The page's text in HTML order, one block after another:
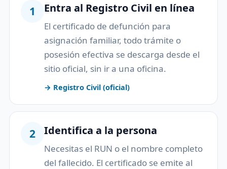
1 Entra al Registro Civil en línea
El certificado de defunción para
asignación familiar, todo trámite o
posesión efectiva se descarga desde el
sitio oficial, sin ir a una oficina.
→ Registro Civil (oficial)
2 Identifica a la persona
Necesitas el RUN o el nombre completo
del fallecido. El certificado se emite al